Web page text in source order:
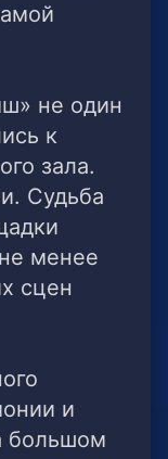
не один
к
зала.
Судьба
менее
сцен
и
большом